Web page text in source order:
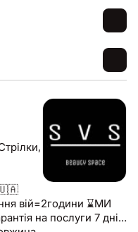
🇺🇦
вій=2години ⌛️МИ
на послуги 7 днів